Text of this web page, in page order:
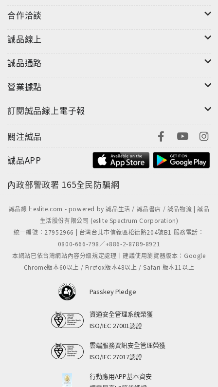
合作洽談
誠品線上
誠品通路
營業據點
訂閱誠品線上電子報
關注誠品
誠品APP
內政部警政署 165全民防騙網
誠品線上eslite.com - powered by 誠品生活 / 誠品書店 / 誠品物流 | 誠品
生活股份有限公司 (eslite Spectrum Corporation)
統一編號：27952966 | 台灣台北市信義區松德路204號B1 服務電話：
0800-666-798／+886-2-8789-8921
本網站已依台灣網站內容分級規定處理｜建議使用瀏覽器版本：Google
Chrome版本60以上 / Firefox版本48以上 / Safari 版本11以上
Passkey Pledge
資通安全管理系統榮獲
ISO/IEC 27001認證
雲端服務資訊安全管理榮獲
ISO/IEC 27017認證
行動應用APP基本資安